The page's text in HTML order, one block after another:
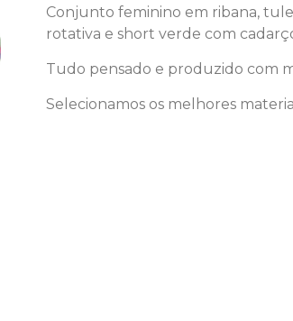
Conjunto feminino em ribana,
rotativa e short verde com
Tudo pensado e produzido com
Selecionamos os melhores